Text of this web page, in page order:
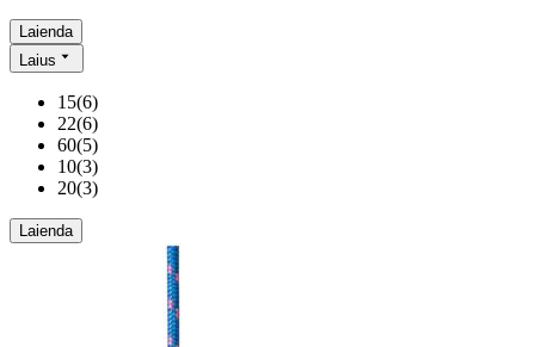
Laienda
Laius
15(6)
22(6)
60(5)
10(3)
20(3)
Laienda